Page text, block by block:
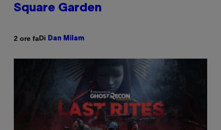
Square Garden
2 ore faDi Dan Milam